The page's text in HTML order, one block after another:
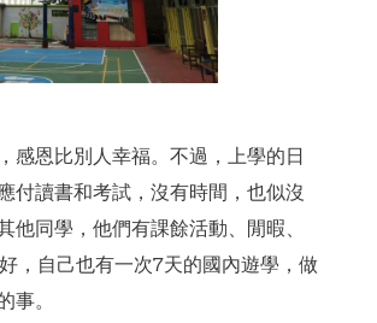
感恩比別人幸福。不過，上學的日
付讀書和考試，沒有時間，也似沒
他同學，他們有課餘活動、閒暇、
，自己也有一次7天的國內遊學，做
事。